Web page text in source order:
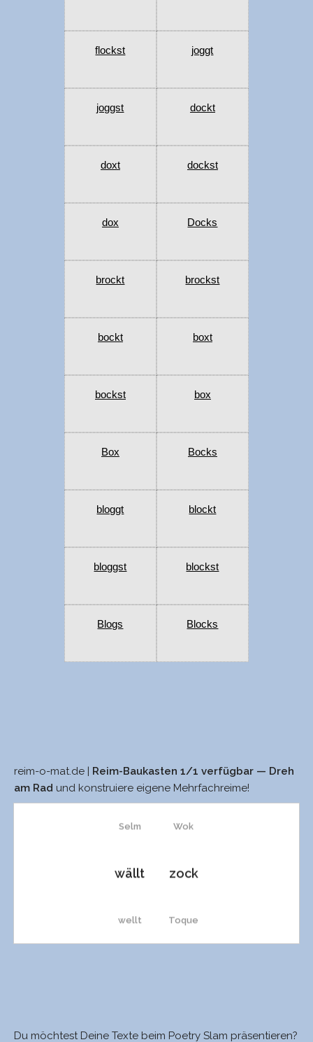
flockst joggt
joggst dockt
doxt dockst
dox Docks
brockt brockst
bockt boxt
bockst box
Box Bocks
bloggt blockt
bloggst blockst
Blogs Blocks
reim-o-mat.de |
Reim-Baukasten 1/1 verfügbar — Dreh
am Rad und konstruiere eigene Mehrfachreime!
Selm
wällt
wellt
Wok
zock
Toque
Du möchtest Deine Texte beim Poetry Slam präsentieren?